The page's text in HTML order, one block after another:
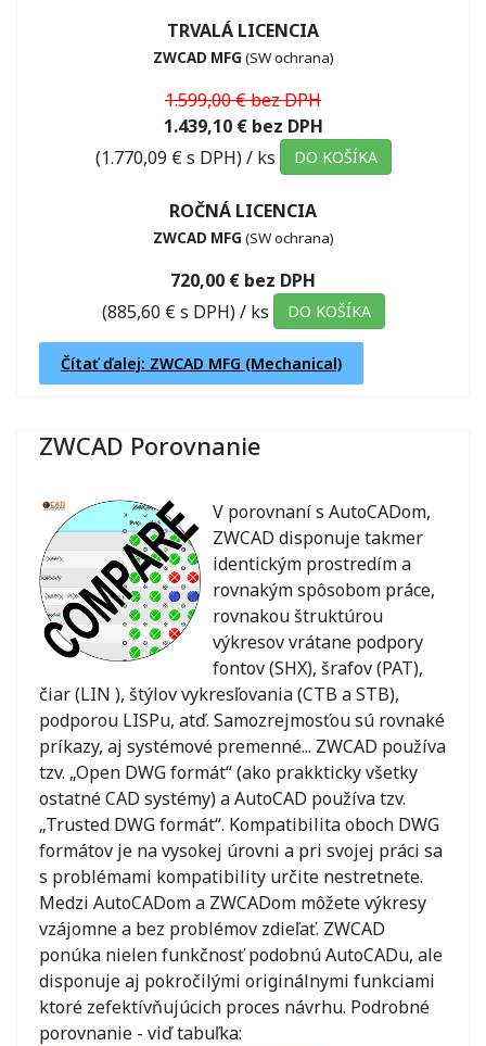
TRVALÁ LICENCIA
ZWCAD MFG (SW ochrana)
1.599,00 € bez DPH
1.439,10 € bez DPH
(1.770,09 € s DPH) / ks DO KOŠÍKA
ROČNÁ LICENCIA
ZWCAD MFG (SW ochrana)
720,00 € bez DPH
(885,60 € s DPH) / ks DO KOŠÍKA
Čítať ďalej: ZWCAD MFG (Mechanical)
ZWCAD Porovnanie
V porovnaní s AutoCADom,
ZWCAD disponuje takmer
identickým prostredím a
rovnakým spôsobom práce,
rovnakou štruktúrou
výkresov vrátane podpory
fontov (SHX), šrafov (PAT),
čiar (LIN ), štýlov vykresľovania (CTB a STB),
podporou LISPu, atď. Samozrejmosťou sú rovnaké
príkazy, aj systémové premenné... ZWCAD používa
tzv. „Open DWG formát“ (ako prakkticky všetky
ostatné CAD systémy) a AutoCAD používa tzv.
„Trusted DWG formát“. Kompatibilita oboch DWG
formátov je na vysokej úrovni a pri svojej práci sa
s problémami kompatibility určite nestretnete.
Medzi AutoCADom a ZWCADom môžete výkresy
vzájomne a bez problémov zdieľať. ZWCAD
ponúka nielen funkčnosť podobnú AutoCADu, ale
disponuje aj pokročilými originálnymi funkciami
ktoré zefektívňujúcich proces návrhu. Podrobné
porovnanie - viď tabuľka: